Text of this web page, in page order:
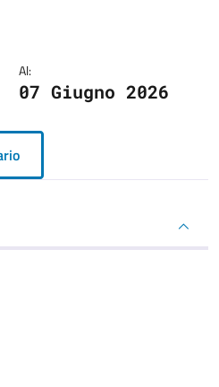
Al:
07 Giugno 2026